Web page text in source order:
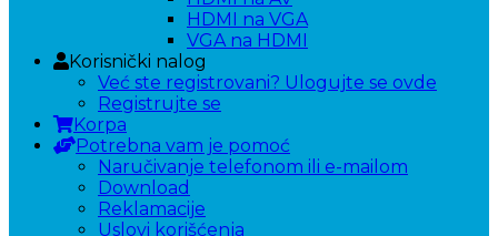
HDMI na VGA
VGA na HDMI
Korisnički nalog
Već ste registrovani? Ulogujte se ovde
Registrujte se
Korpa
Potrebna vam je pomoć
Naručivanje telefonom ili e-mailom
Download
Reklamacije
Uslovi korišćenja